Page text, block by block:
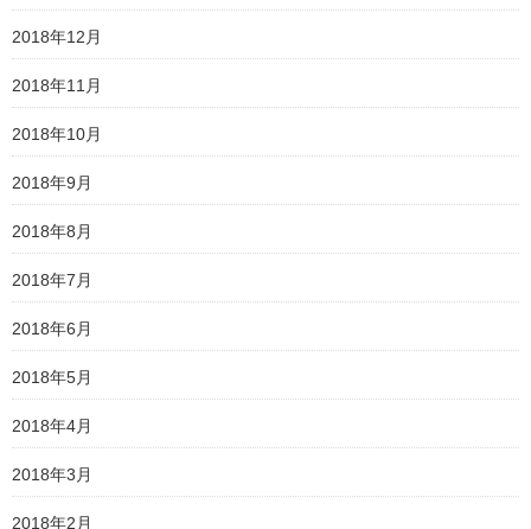
2018年12月
2018年11月
2018年10月
2018年9月
2018年8月
2018年7月
2018年6月
2018年5月
2018年4月
2018年3月
2018年2月